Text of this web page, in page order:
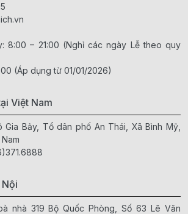
8:00 – 21:00 (Nghỉ các ngày Lễ theo quy
(Áp dụng từ 01/01/2026)
Việt Nam
Bảy, Tổ dân phố An Thái, Xã Bình Mỹ,
nhà 319 Bộ Quốc Phòng, Số 63 Lê Văn